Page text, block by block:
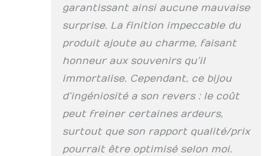
chaque livre est
spécialement conçu
autour des cartes
que vous fournissez,
créant un hommage
célébrer les
moments
importants et les
vie. Idée cadeau
facile : envoyez
garantissant ainsi aucune mauvaise
surprise. La finition impeccable du
produit ajoute au charme, faisant
honneur aux souvenirs qu’il
immortalise. Cependant, ce bijou
d’ingéniosité a son revers : le coût
peut freiner certaines ardeurs,
surtout que son rapport qualité/prix
pourrait être optimisé selon moi.